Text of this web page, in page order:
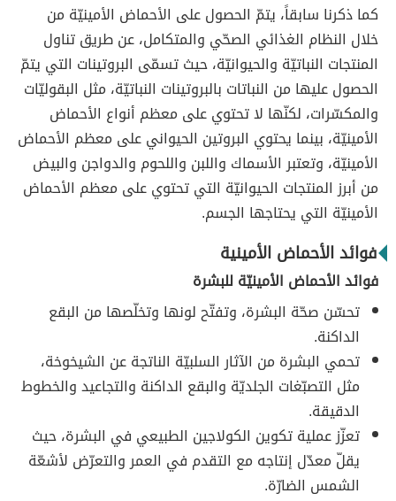
كما ذكرنا سابقاً، يتمّ الحصول على الأحماض الأمينيّة من
خلال النظام الغذائي الصحّي والمتكامل، عن طريق تناول
المنتجات النباتيّة والحيوانيّة، حيث تسمّى البروتينات التي يتمّ
الحصول عليها من النباتات بالبروتينات النباتيّة، مثل البقوليّات
والمكسّرات، لكنّها لا تحتوي على معظم أنواع الأحماض
الأمينيّة، بينما يحتوي البروتين الحيواني على معظم الأحماض
الأمينيّة، وتعتبر الأسماك واللبن واللحوم والدواجن والبيض
من أبرز المنتجات الحيوانيّة التي تحتوي على معظم الأحماض
الأمينيّة التي يحتاجها الجسم.
فوائد الأحماض الأمينية
فوائد الأحماض الأمينيّة للبشرة
تحسّن صحّة البشرة، وتفتّح لونها وتخلّصها من البقع
الداكنة.
تحمي البشرة من الآثار السلبيّة الناتجة عن الشيخوخة،
مثل التصبّغات الجلديّة والبقع الداكنة والتجاعيد والخطوط
الدقيقة.
تعزّز عملية تكوين الكولاجين الطبيعي في البشرة، حيث
يقلّ معدّل إنتاجه مع التقدم في العمر والتعرّض لأشعّة
الشمس الضارّة.